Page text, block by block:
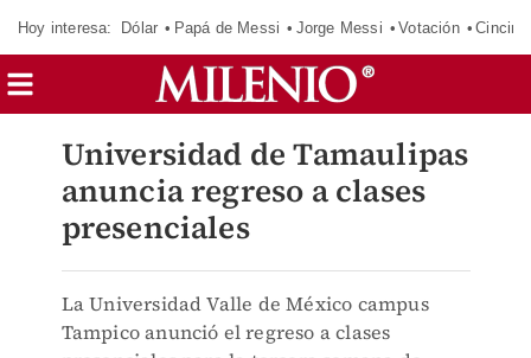
Hoy interesa: Dólar Papá de Messi Jorge Messi Votación
Universidad de Tamaulipas
anuncia regreso a clases
presenciales
La Universidad Valle de México campus
Tampico anunció el regreso a clases